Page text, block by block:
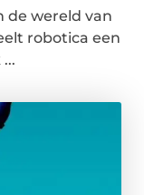
de wereld van
robotica een